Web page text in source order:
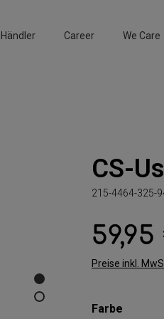
Händler Career We Care
CS-
215-4464-325-
Regulärer Preis:
Preise inkl.
Farbe